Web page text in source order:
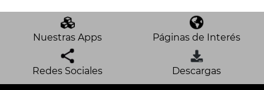
Nuestras Apps Páginas de Interés
Redes Sociales Descargas